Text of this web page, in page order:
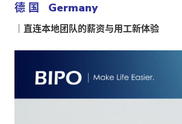
德 国 Germany
｜直连本地团队的薪资与用工新体验